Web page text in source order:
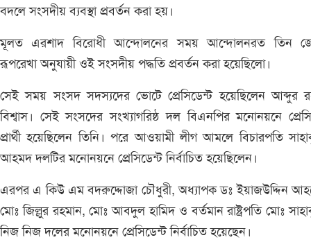
বদলে সংসদীয় ব্যবস্থা প্রবর্তন করা হয়।
মূলত এরশাদ বিরোধী আন্দোলনের সময় আন্দোলনরত তিন
রূপরেখা অনুযায়ী ওই সংসদীয় পদ্ধতি প্রবর্তন করা হয়েছিলো।
সেই সময় সংসদ সদস্যদের ভোটে প্রেসিডেন্ট হয়েছিলেন আব্দুর
বিশ্বাস। সেই সংসদের সংখ্যাগরিষ্ঠ দল বিএনপির মনোনয়নে
প্রার্থী হয়েছিলেন তিনি। পরে আওয়ামী লীগ আমলে বিচারপতি
আহমদ দলটির মনোনয়নে প্রেসিডেন্ট নির্বাচিত হয়েছিলেন।
এরপর এ কিউ এম বদরুদ্দোজা চৌধুরী, অধ্যাপক ডঃ ইয়াজউদ্দিন
মোঃ জিল্লুর রহমান, মোঃ আবদুল হামিদ ও বর্তমান রাষ্ট্রপতি মোঃ
নিজ নিজ দলের মনোনয়নে প্রেসিডেন্ট নির্বাচিত হয়েছেন।